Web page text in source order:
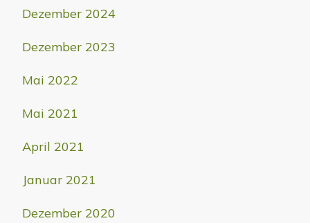
Dezember 2024
Dezember 2023
Mai 2022
Mai 2021
April 2021
Januar 2021
Dezember 2020